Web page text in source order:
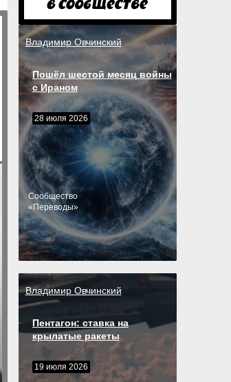
Владимир Овчинский
Пошёл шестой месяц войны
с Ираном
28 июля 2026
Cообщество
«Переводы»
Владимир Овчинский
Пентагон: ставка на
крылатые ракеты
19 июля 2026